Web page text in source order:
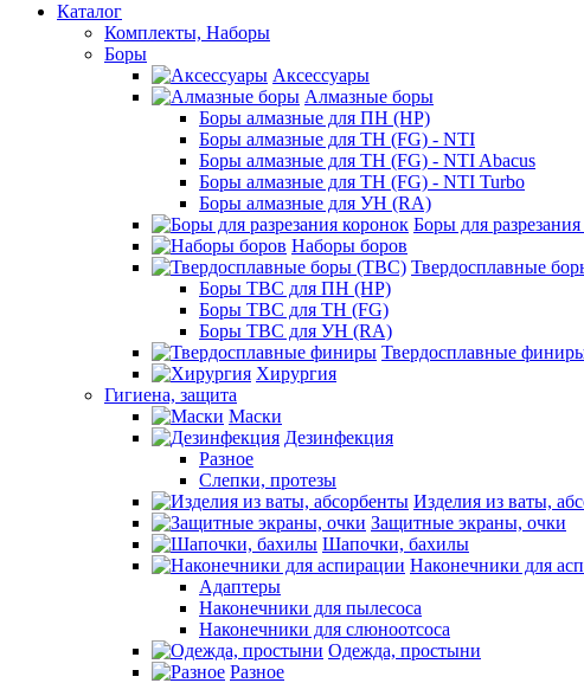
Каталог
Комплекты, Наборы
Боры
Аксессуары
Алмазные боры
Боры алмазные для ПН (HP)
Боры алмазные для ТН (FG) - NTI
Боры алмазные для ТН (FG) - NTI Abacus
Боры алмазные для ТН (FG) - NTI Turbo
Боры алмазные для УН (RA)
Боры для
Наборы боров
Твердосплавные
Боры ТВС для ПН (HP)
Боры ТВС для ТН (FG)
Боры ТВС для УН (RA)
Твердосплавные
Хирургия
Гигиена, защита
Маски
Дезинфекция
Разное
Слепки, протезы
Изделия из ваты,
Защитные экраны, очки
Шапочки, бахилы
Наконечники для
Адаптеры
Наконечники для пылесоса
Наконечники для слюноотсоса
Одежда, простыни
Разное